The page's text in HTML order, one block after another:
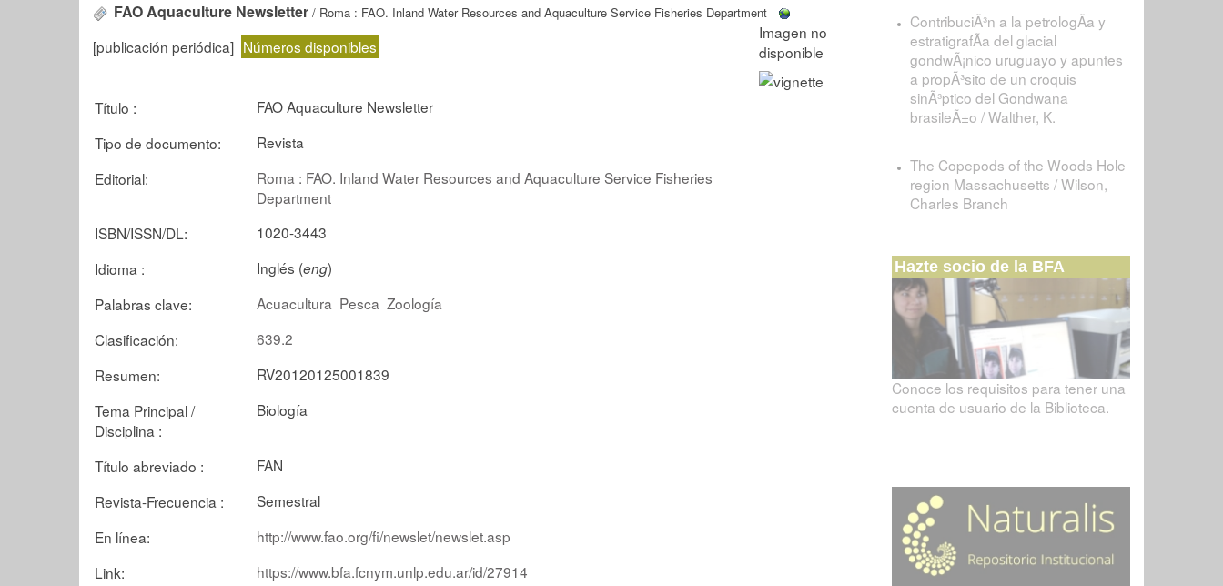
FAO Aquaculture Newsletter / Roma : FAO. Inland Water Resources and Aquaculture Service Fisheries Department
[publicación periódica] Números disponibles
Título :
FAO Aquaculture Newsletter
Tipo de documento:
Revista
Editorial:
Roma : FAO. Inland Water Resources and Aquaculture Service Fisheries
Department
ISBN/ISSN/DL:
1020-3443
Idioma :
Inglés (eng)
Palabras clave:
Acuacultura Pesca Zoología
Clasificación:
639.2
Resumen:
RV20120125001839
Tema Principal /
Disciplina :
Biología
Título abreviado :
FAN
Revista-Frecuencia :
Semestral
En línea:
http://www.fao.org/fi/newslet/newslet.asp
Link:
https://www.bfa.fcnym.unlp.edu.ar/id/27914
ContribuciÃ³n a la petrologÃ­a y
estratigrafÃ­a del glacial
gondwÃ¡nico uruguayo y apuntes
a propÃ³sito de un croquis
sinÃ³ptico del Gondwana
brasileÃ±o / Walther, K.
The Copepods of the Woods Hole
region Massachusetts / Wilson,
Charles Branch
Hazte socio de la BFA
Conoce los requisitos para tener una
cuenta de usuario de la Biblioteca.